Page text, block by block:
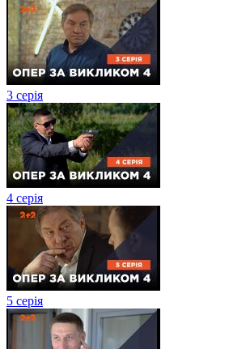
3 серія
4 серія
5 серія